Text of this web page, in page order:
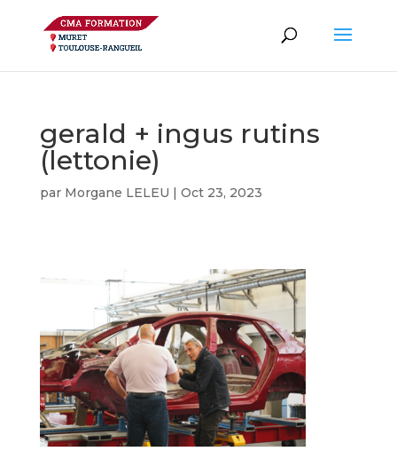
gerald + ingus rutins
(lettonie)
par Morgane LELEU | Oct 23, 2023